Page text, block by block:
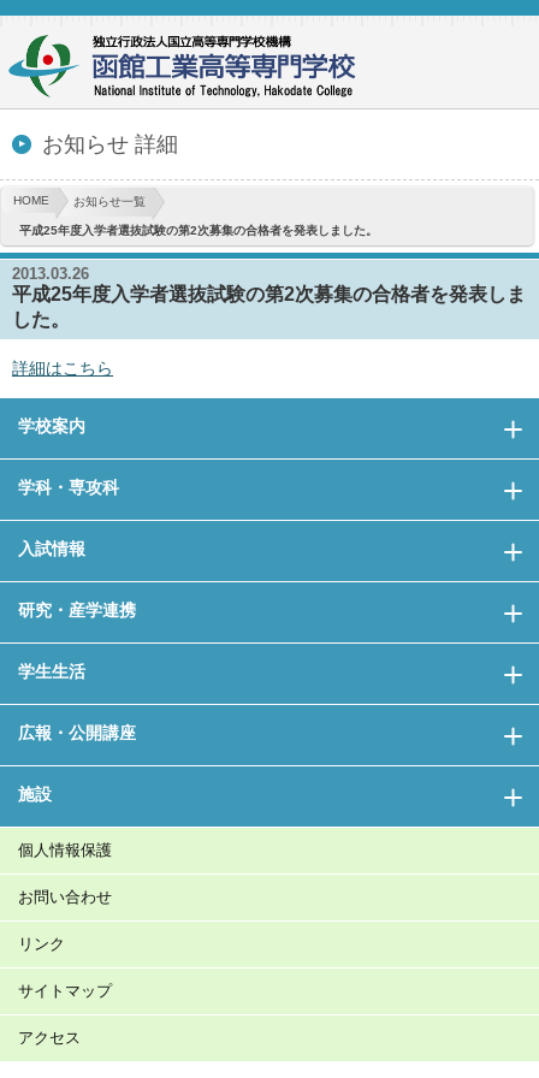
お知らせ 詳細
HOME お知らせ一覧
平成25年度入学者選抜試験の第2次募集の合格者を発表しました。
2013.03.26
平成25年度入学者選抜試験の第2次募集の合格者を発表しま
した。
詳細はこちら
学校案内
学科・専攻科
入試情報
研究・産学連携
学生生活
広報・公開講座
施設
個人情報保護
お問い合わせ
リンク
サイトマップ
アクセス